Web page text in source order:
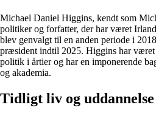
Michael Daniel Higgins, kendt som
politiker og forfatter, der har været
blev genvalgt til en anden periode i
præsident indtil 2025. Higgins har
politik i årtier og har en imponerende
og akademia.
Tidligt liv og uddannelse